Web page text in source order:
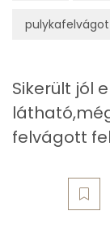
Telített
Sikerült jól
felvágott